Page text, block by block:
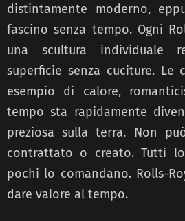
distintamente moderno,
fascino senza tempo. Ogni
una scultura individuale
superficie senza cuciture. Le
esempio di calore,
tempo sta rapidamente
preziosa sulla terra. Non
contrattato o creato. Tutti
pochi lo comandano. Rolls-
dare valore al tempo.